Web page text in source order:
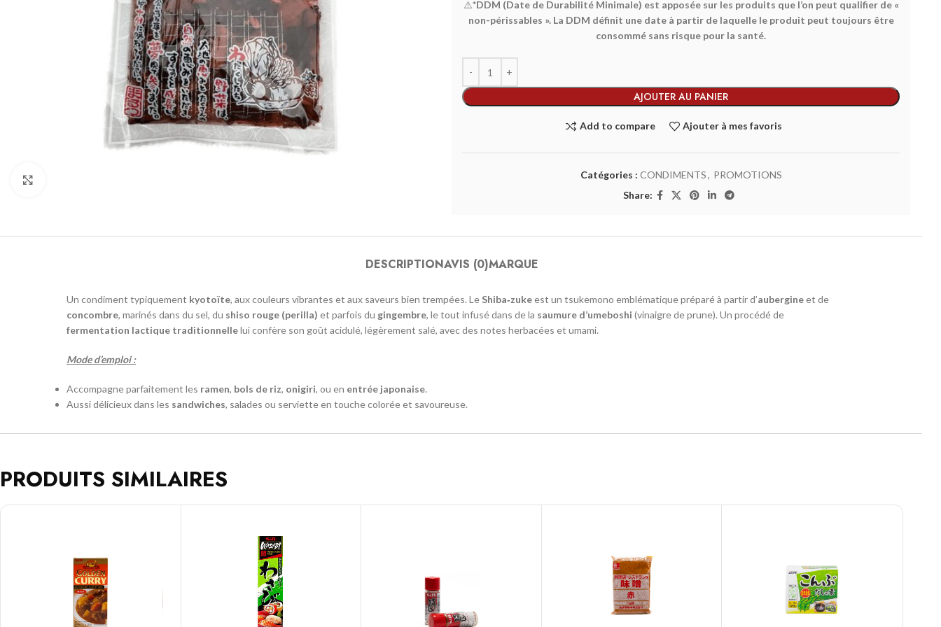
⚠️*DDM (Date de Durabilité Minimale) est apposée sur les produits que l’on peut qualifier de «
non-périssables ». La DDM définit une date à partir de laquelle le produit peut toujours être
consommé sans risque pour la santé.
AJOUTER AU PANIER
Add to compare Ajouter à mes favoris
Catégories : CONDIMENTS, PROMOTIONS
Share:
DESCRIPTIONAVIS (0)MARQUE
Un condiment typiquement kyotoïte, aux couleurs vibrantes et aux saveurs bien trempées. Le Shiba‑zukeest un tsukemono emblématique préparé à partir d’aubergineet de
concombre, marinés dans du sel, du shiso rouge (perilla) et parfois du gingembre, le tout infusé dans de la saumure d’umeboshi (vinaigre de prune). Un procédé de
fermentation lactique traditionnellelui confère son goût acidulé, légèrement salé, avec des notes herbacées et umami.
Mode d’emploi :
Accompagne parfaitement les ramen, bols de riz, onigiri, ou en entrée japonaise.
Aussi délicieux dans les sandwiches, salades ou serviette en touche colorée et savoureuse.
PRODUITS SIMILAIRES